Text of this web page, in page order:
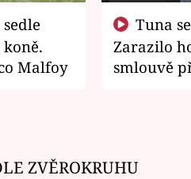
Malfoy
Zarazilo
smlouvě
ZVĚROKRUHU